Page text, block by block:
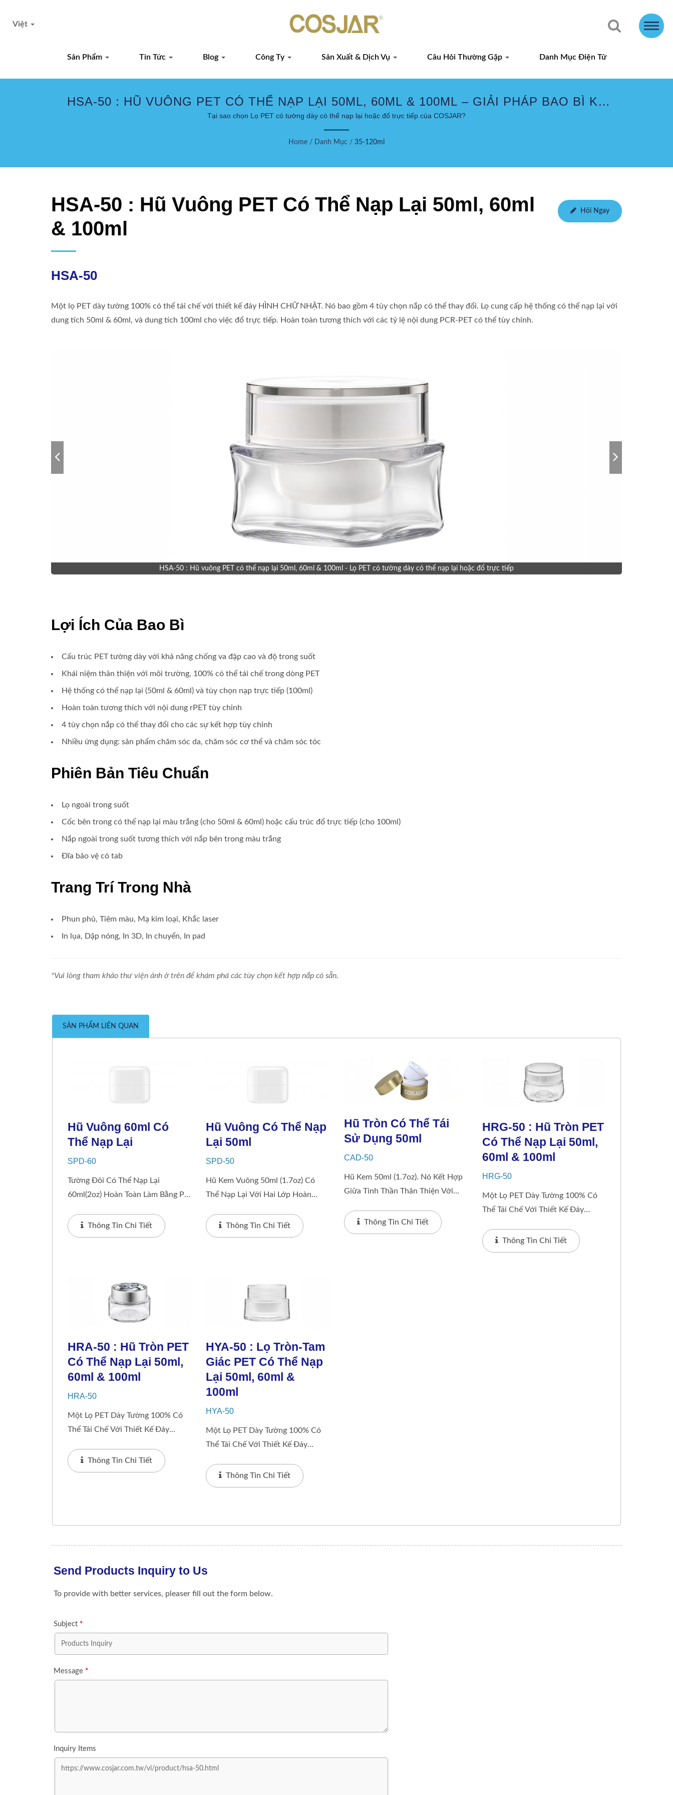
Sản Phẩm Tin Tức Blog Công Ty Sản Xuất & Dịch Vụ Câu Hỏi Thường Gặp Danh Mục Điện Tử
Việt
HSA-50 : HŨ VUÔNG PET CÓ THỂ NẠP LẠI 50ML, 60ML & 100ML – GIẢI PHÁP BAO BÌ KỸ
THUẬT
Tại sao chọn Lọ PET có tường dày có thể nạp lại hoặc đổ trực tiếp của COSJAR?
Home / Danh Mục / 35-120ml
HSA-50 : Hũ vuông PET có thể nạp lại 50ml, 60ml & 100ml - Lọ PET có tường dày có thể nạp lại hoặc đổ trực tiếp
Hỏi Ngay
HSA-50 : Hũ Vuông PET Có Thể Nạp Lại 50ml, 60ml
& 100ml
HSA-50
Một lọ PET dày tường 100% có thể tái chế với thiết kế đáy HÌNH CHỮ NHẬT. Nó bao gồm 4 tùy chọn nắp có thể thay đổi. Lọ cung cấp hệ thống có thể nạp lại với
dung tích 50ml & 60ml, và dung tích 100ml cho việc đổ trực tiếp. Hoàn toàn tương thích với các tỷ lệ nội dung PCR-PET có thể tùy chỉnh.
Lợi Ích Của Bao Bì
Cấu trúc PET tường dày với khả năng chống va đập cao và độ trong suốt
Khái niệm thân thiện với môi trường, 100% có thể tái chế trong dòng PET
Hệ thống có thể nạp lại (50ml & 60ml) và tùy chọn nạp trực tiếp (100ml)
Hoàn toàn tương thích với nội dung rPET tùy chỉnh
4 tùy chọn nắp có thể thay đổi cho các sự kết hợp tùy chỉnh
Nhiều ứng dụng: sản phẩm chăm sóc da, chăm sóc cơ thể và chăm sóc tóc
Phiên Bản Tiêu Chuẩn
Lọ ngoài trong suốt
Cốc bên trong có thể nạp lại màu trắng (cho 50ml & 60ml) hoặc cấu trúc đổ trực tiếp (cho 100ml)
Nắp ngoài trong suốt tương thích với nắp bên trong màu trắng
Đĩa bảo vệ có tab
Trang Trí Trong Nhà
Phun phủ, Tiêm màu, Mạ kim loại, Khắc laser
In lụa, Dập nóng, In 3D, In chuyển, In pad
*Vui lòng tham khảo thư viện ảnh ở trên để khám phá các tùy chọn kết hợp nắp có sẵn.
SẢN PHẨM LIÊN QUAN
Hũ Vuông 60ml Có
Thể Nạp Lại
SPD-60
Tường Đôi Có Thể Nạp Lại
60ml(2oz) Hoàn Toàn Làm Bằng PP,
Và MờThông Tin Chi Tiết
Hũ Vuông Có Thể Nạp
Lại 50ml
SPD-50
Hũ Kem Vuông 50ml (1.7oz) Có
Thể Nạp Lại Với Hai Lớp Hoàn
Hoàn Thiện Bóng Và Mờ, Với 4
Mặt Bằng Nhau Và Các Góc Tròn
Thông Tin Chi Tiết
Hũ Tròn Có Thể Tái
Sử Dụng 50ml
CAD-50
Hũ Kem 50ml (1.7oz). Nó Kết Hợp
Giữa Tinh Thần Thân Thiện Với
Trọng, Cung Cấp Hũ Bên Trong Có
Thể Tái Sử Dụng Để Khuyến Khích
Thông Tin Chi Tiết
HRG-50 : Hũ Tròn PET
Có Thể Nạp Lại 50ml,
60ml & 100ml
HRG-50
Một Lọ PET Dày Tường 100% Có
Thể Tái Chế Với Thiết Kế Đáy
Nắp Có Thể Thay Đổi. Lọ Cung
Cấp Hệ Thống Có Thể Nạp Lại
Thông Tin Chi Tiết
HRA-50 : Hũ Tròn PET
Có Thể Nạp Lại 50ml,
60ml & 100ml
HRA-50
Một Lọ PET Dày Tường 100% Có
Thể Tái Chế Với Thiết Kế Đáy
Nắp Có Thể Thay Đổi. Lọ Cung
Cấp Hệ Thống Có Thể Nạp Lại
Thông Tin Chi Tiết
HYA-50 : Lọ Tròn-Tam
Giác PET Có Thể Nạp
Lại 50ml, 60ml &
100ml
HYA-50
Một Lọ PET Dày Tường 100% Có
Thể Tái Chế Với Thiết Kế Đáy
Tùy Chọn Nắp Có Thể Thay Thế. Lọ
Cung Cấp Hệ Thống Có Thể Nạp
Thông Tin Chi Tiết